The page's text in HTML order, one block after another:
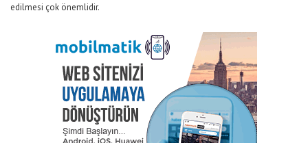
edilmesi çok önemlidir.